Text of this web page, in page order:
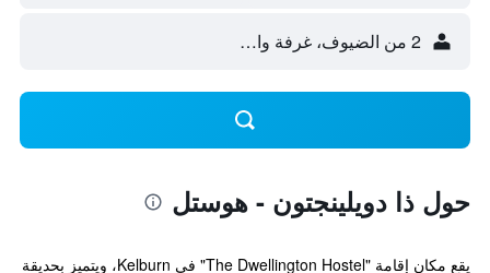
2 من الضيوف، غرفة واحدة
حول ذا دويلينجتون - هوستل
يقع مكان إقامة "The Dwellington Hostel" في Kelburn، ويتميز بحديقة